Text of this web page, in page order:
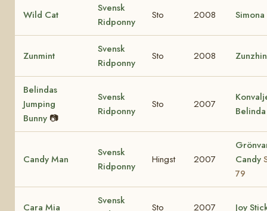
Wild Cat
Svensk
Ridponny
Sto 2008 Simona
Zunmint
Svensk
Ridponny
Sto 2008
Belindas
Jumping
Bunny 📷
Svensk
Ridponny
Sto 2007
Belinda
Candy Man
Svensk
Ridponny
Hingst 2007
Candy
79
Cara Mia
Svensk
Sto 2007 Joy